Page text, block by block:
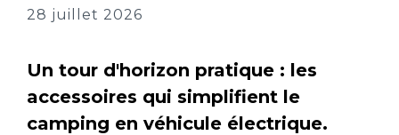
28 juillet 2026
Un tour d'horizon pratique : les
accessoires qui simplifient le
camping en véhicule électrique.